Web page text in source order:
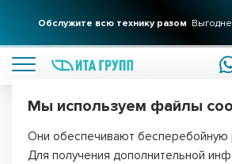
Обслужите всю технику разом
Главная
Мы используем файлы
Они обеспечивают бесперебойную
Для получения дополнительной